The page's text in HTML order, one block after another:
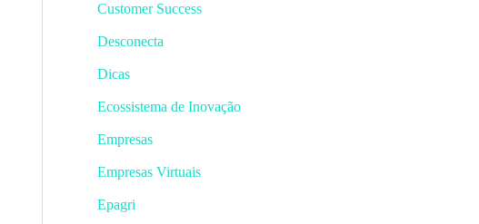
Customer Success
Desconecta
Dicas
Ecossistema de Inovação
Empresas
Empresas Virtuais
Epagri